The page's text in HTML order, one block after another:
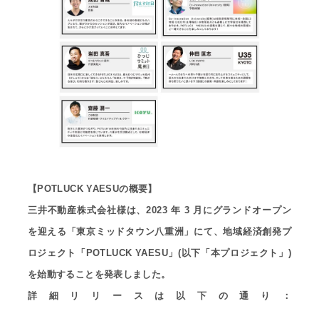
【POTLUCK YAESUの概要】
三井不動産株式会社様は、2023 年 3 月にグランドオープン
を迎える「東京ミッドタウン八重洲」にて、地域経済創発プ
ロジェクト「POTLUCK YAESU」(以下「本プロジェクト」)
を始動することを発表しました。
詳細リリースは以下の通り：